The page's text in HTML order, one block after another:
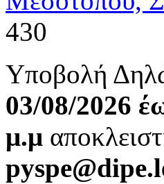
430
Υποβολή
03/08/2026
μ.μ